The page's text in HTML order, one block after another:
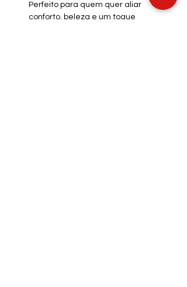
Perfeito para quem quer aliar
conforto, beleza e um toque